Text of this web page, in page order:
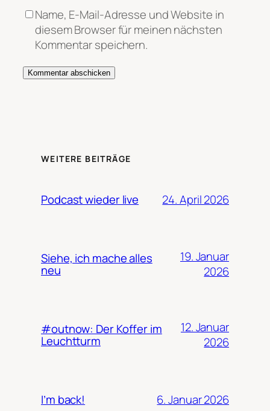
Name, E-Mail-Adresse und Website in
diesem Browser für meinen nächsten
Kommentar speichern.
WEITERE BEITRÄGE
Podcast wieder live 24. April 2026
Siehe, ich mache alles
neu
19. Januar
2026
#outnow: Der Koffer im
Leuchtturm
12. Januar
2026
I’m back! 6. Januar 2026